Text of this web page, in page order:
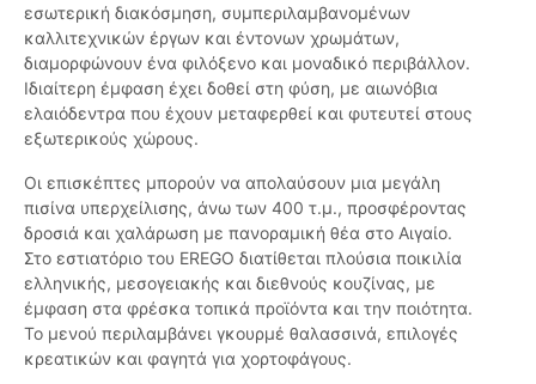
εσωτερική διακόσμηση, συμπεριλαμβανομένων
καλλιτεχνικών έργων και έντονων χρωμάτων,
διαμορφώνουν ένα φιλόξενο και μοναδικό περιβάλλον.
Ιδιαίτερη έμφαση έχει δοθεί στη φύση, με αιωνόβια
ελαιόδεντρα που έχουν μεταφερθεί και φυτευτεί στους
εξωτερικούς χώρους.
Οι επισκέπτες μπορούν να απολαύσουν μια μεγάλη
πισίνα υπερχείλισης, άνω των 400 τ.μ., προσφέροντας
δροσιά και χαλάρωση με πανοραμική θέα στο Αιγαίο.
Στο εστιατόριο του EREGO διατίθεται πλούσια ποικιλία
ελληνικής, μεσογειακής και διεθνούς κουζίνας, με
έμφαση στα φρέσκα τοπικά προϊόντα και την ποιότητα.
Το μενού περιλαμβάνει γκουρμέ θαλασσινά, επιλογές
κρεατικών και φαγητά για χορτοφάγους.